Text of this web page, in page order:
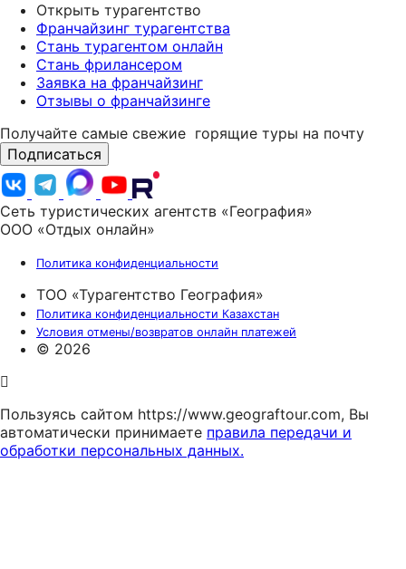
Открыть турагентство
Франчайзинг турагентства
Стань турагентом онлайн
Стань фрилансером
Заявка на франчайзинг
Отзывы о франчайзинге
Получайте самые свежие горящие туры на почту
Подписаться
Сеть туристических агентств «География»
ООО «Отдых онлайн»
Политика конфиденциальности
ТОО «Турагентство География»
Политика конфиденциальности Казахстан
Условия отмены/возвратов онлайн платежей
© 2026
Пользуясь сайтом https://www.geograftour.com, Вы
автоматически принимаете правила передачи и
обработки персональных данных.